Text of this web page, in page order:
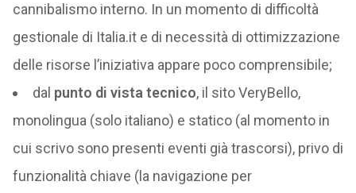
cannibalismo interno. In un momento di difficoltà
gestionale di Italia.it e di necessità di ottimizzazione
delle risorse l’iniziativa appare poco comprensibile;
dal punto di vista tecnico, il sito VeryBello,
monolingua (solo italiano) e statico (al momento in
cui scrivo sono presenti eventi già trascorsi), privo di
funzionalità chiave (la navigazione per